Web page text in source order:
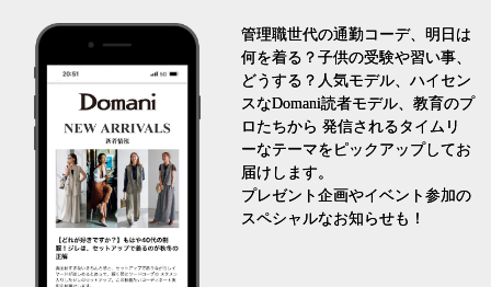
管理職世代の通勤コーデ、明日は
何を着る？子供の受験や習い事、
どうする？人気モデル、ハイセン
スなDomani読者モデル、教育のプ
ロたちから 発信されるタイムリ
ーなテーマをピックアップしてお
届けします。
プレゼント企画やイベント参加の
スペシャルなお知らせも！